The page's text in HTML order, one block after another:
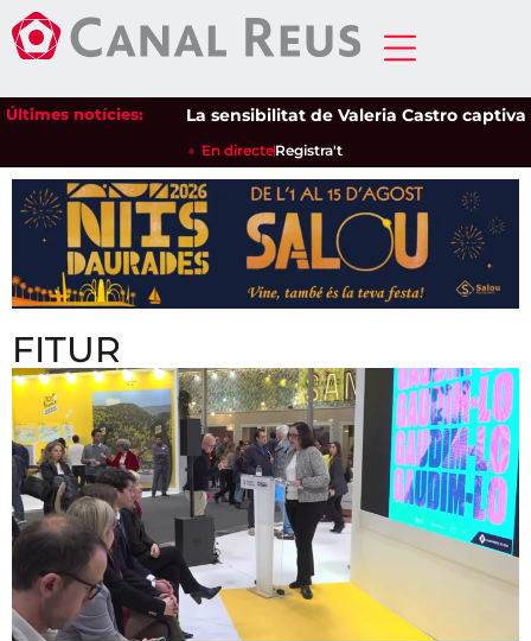
Últimes notícies: La sensibilitat de Valeria Castro captiva el
En directeRegistra't
FITUR